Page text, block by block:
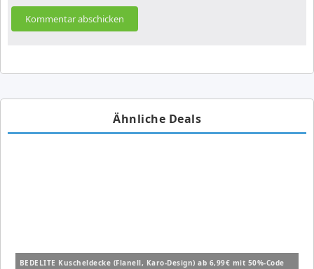
Ähnliche Deals
BEDELITE Kuscheldecke (Flanell, Karo-Design) ab 6,99€ mit 50%-Code